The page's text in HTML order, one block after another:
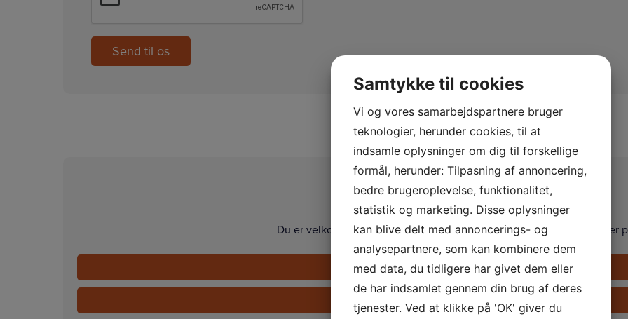
Kontakt os
Du er velkommen til at kontakte os på telefon, eller via formularen her
Ring på +45 33 24 02 10
Send en e-mail
Samtykke til cookies
Vi og vores samarbejdspartnere bruger
teknologier, herunder cookies, til at
indsamle oplysninger om dig til forskellige
formål, herunder: Tilpasning af annoncering,
bedre brugeroplevelse, funktionalitet,
statistik og marketing. Disse oplysninger
kan blive delt med annoncerings- og
analysepartnere, som kan kombinere dem
med data, du tidligere har givet dem eller
de har indsamlet gennem din brug af deres
tjenester. Ved at klikke på 'OK' giver du